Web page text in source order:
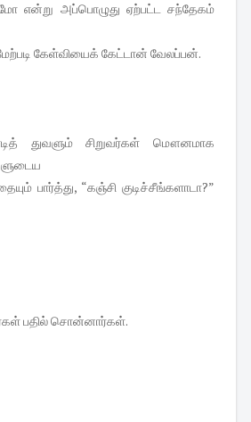
என்று அப்பொழுது ஏற்பட்ட சந்தேகம்
கேள்வியைக் கேட்டான் வேலப்பன்.
துவளும் சிறுவர்கள் மௌனமாக
பார்த்து, “கஞ்சி குடிச்சீங்களாடா?”
பதில் சொன்னார்கள்.